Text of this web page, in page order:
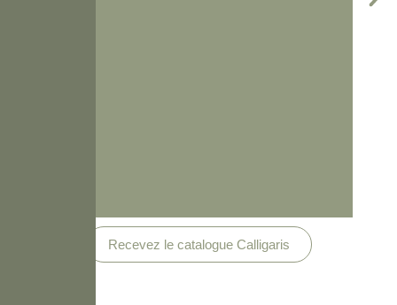
Recevez le catalogue Calligaris